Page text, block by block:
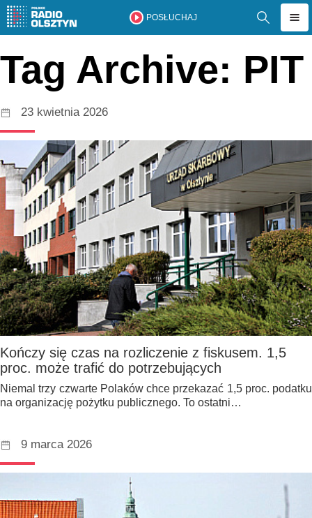
POSŁUCHAJ
Tag Archive: PIT
23 kwietnia 2026
Kończy się czas na rozliczenie z fiskusem. 1,5
proc. może trafić do potrzebujących
Niemal trzy czwarte Polaków chce przekazać 1,5 proc. podatku
na organizację pożytku publicznego. To ostatni…
9 marca 2026